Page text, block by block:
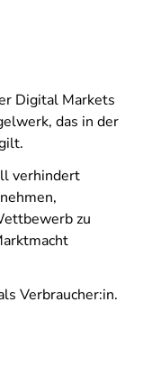
Digital Markets
das in der
verhindert
zu
Verbraucher:in.